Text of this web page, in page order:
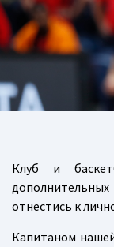
Клуб и
отнестись к
Капитаном